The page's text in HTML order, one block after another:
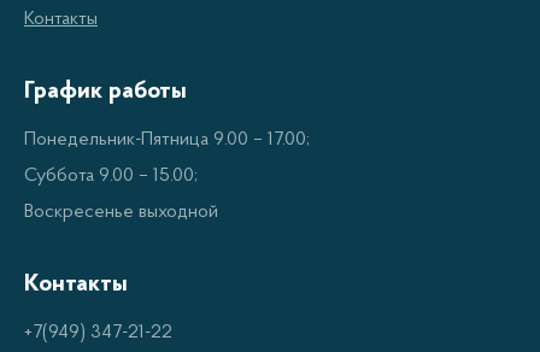
Автоматическое закрытие
Система контроля влажности
Высококачественные материалы
Духовые шкафы Weissgauff представляют собой
предлагают множество удобных функций,
благодаря которым вы можете наслаждаться
Контакты
График работы
Понедельник-Пятница 9.00 – 17.00;
Суббота 9.00 – 15.00;
Воскресенье выходной
Контакты
+7(949) 347-21-22